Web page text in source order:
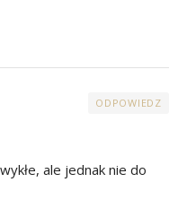
ODPOWIEDZ
ale jednak nie do